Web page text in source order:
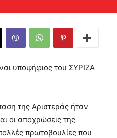
υποψήφιος του ΣΥΡΙΖΑ
της Αριστεράς ήταν
οι αποχρώσεις της
πρωτοβουλίες που